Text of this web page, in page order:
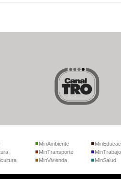
MinAmbiente
MinTransporte
MinVivienda
MinTrabajo
MinSalud